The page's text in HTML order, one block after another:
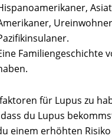
Familiengeschichte
für Lupus zu
du Lupus
einem erhöhten